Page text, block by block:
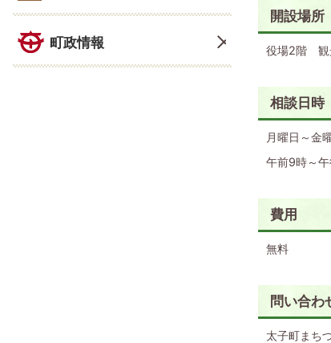
町政情報
開設場所
役場2階 観
相談日時
月曜日～金
午前9時～
費用
無料
問い合わ
太子町まち